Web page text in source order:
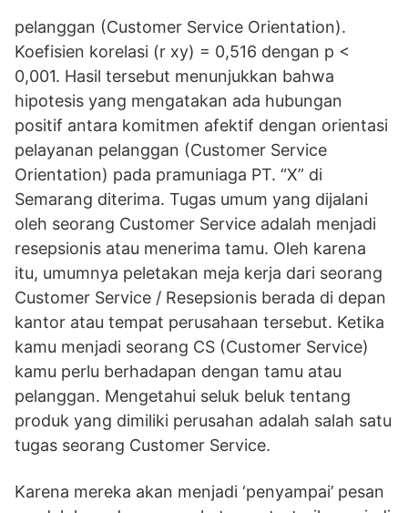
pelanggan (Customer Service Orientation).
Koefisien korelasi (r xy) = 0,516 dengan p <
0,001. Hasil tersebut menunjukkan bahwa
hipotesis yang mengatakan ada hubungan
positif antara komitmen afektif dengan orientasi
pelayanan pelanggan (Customer Service
Orientation) pada pramuniaga PT. “X” di
Semarang diterima. Tugas umum yang dijalani
oleh seorang Customer Service adalah menjadi
resepsionis atau menerima tamu. Oleh karena
itu, umumnya peletakan meja kerja dari seorang
Customer Service / Resepsionis berada di depan
kantor atau tempat perusahaan tersebut. Ketika
kamu menjadi seorang CS (Customer Service)
kamu perlu berhadapan dengan tamu atau
pelanggan. Mengetahui seluk beluk tentang
produk yang dimiliki perusahan adalah salah satu
tugas seorang Customer Service.
Karena mereka akan menjadi ‘penyampai’ pesan